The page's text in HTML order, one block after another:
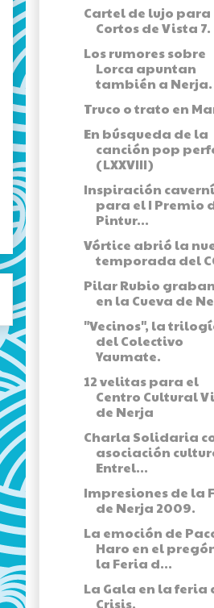
Cartel de lujo para
Cortos de Vista 7.
Los rumores sobre
Lorca apuntan
también a Nerja.
Truco o trato en
En búsqueda de la
canción pop
(LXXVIII)
Inspiración
para el I Premio
Pintur...
Vórtice abrió la
temporada del
Pilar Rubio
en la Cueva de
"Vecinos", la
del Colectivo
Yaumate.
12 velitas para el
Centro Cultural
de Nerja
Charla Solidaria
asociación
Entrel...
Impresiones de la
de Nerja 2009.
La emoción de
Haro en el
la Feria d...
La Gala en la feria
Crisis.